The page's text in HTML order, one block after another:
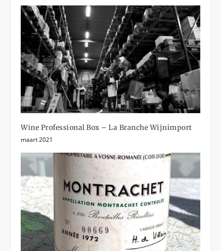
Wine Professional Box – La Branche Wijnimport
maart 2021